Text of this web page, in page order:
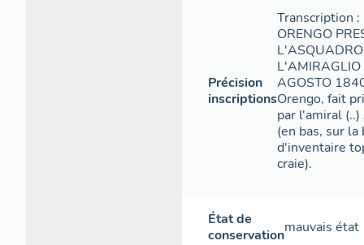
Précision
inscriptions
Transcription :
ORENGO
L'AMIRAGLIO
AGOSTO
Orengo, fait
par l'amiral
(en bas, sur la
d'inventaire
craie).
État de
conservationmauvais état